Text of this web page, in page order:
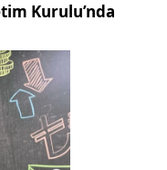
Kurulu’nda